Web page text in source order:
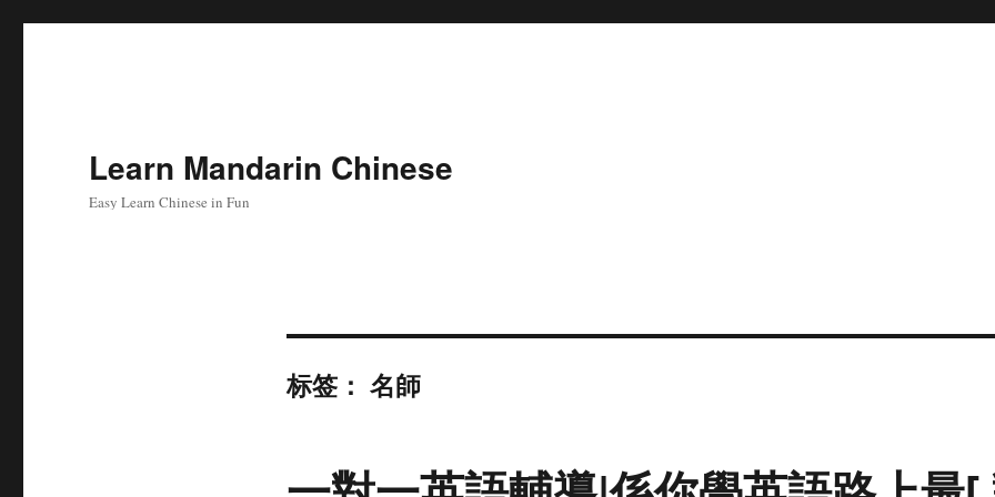
Learn Mandarin Chinese
Easy Learn Chinese in Fun
标签： 名師